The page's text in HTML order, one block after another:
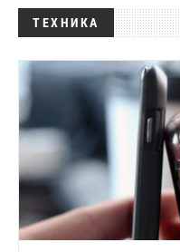
ТЕХНИКА